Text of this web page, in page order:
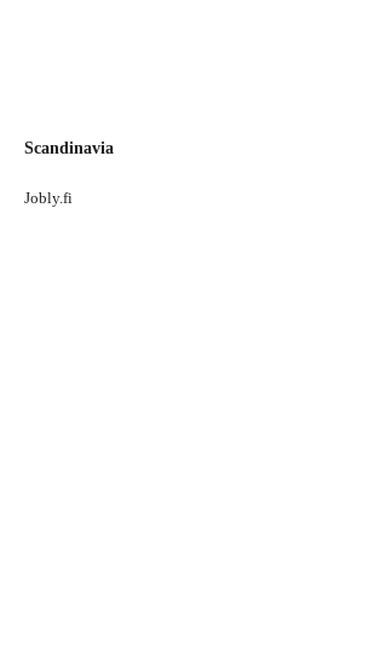
Scandinavia
Jobly.fi